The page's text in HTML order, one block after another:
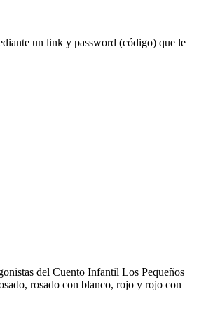
un link y password (código) que le
del Cuento Infantil Los Pequeños
rosado con blanco, rojo y rojo con